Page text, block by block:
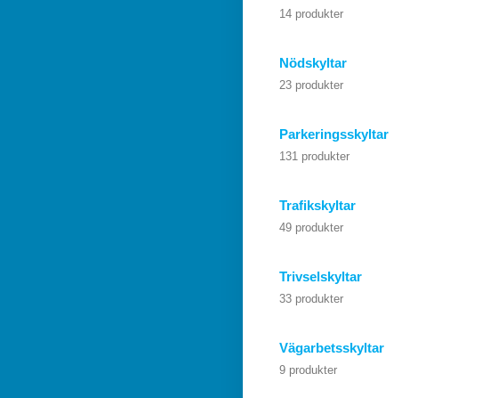
14 produkter
Nödskyltar
23 produkter
Parkeringsskyltar
131 produkter
Trafikskyltar
49 produkter
Trivselskyltar
33 produkter
Vägarbetsskyltar
9 produkter